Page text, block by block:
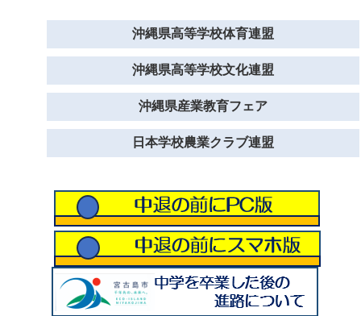
沖縄県高等学校体育連盟
沖縄県高等学校文化連盟
沖縄県産業教育フェア
日本学校農業クラブ連盟